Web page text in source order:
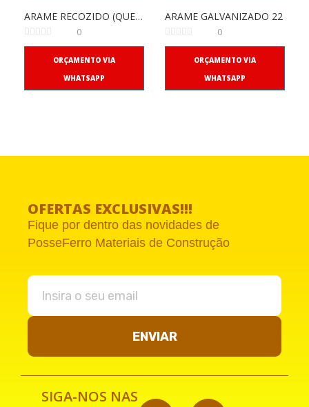
ARAME RECOZIDO (QUEIMADO)
0
ORÇAMENTO VIA
WHATSAPP
ARAME GALVANIZADO 22
0
ORÇAMENTO VIA
WHATSAPP
OFERTAS EXCLUSIVAS!!!
Fique por dentro das novidades de
PosseFerro Materiais de Construção
ENVIAR
SIGA-NOS NAS